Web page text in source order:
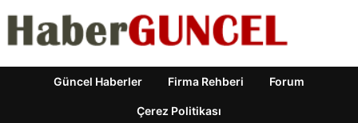
Güncel Haberler Firma Rehberi Forum
Çerez Politikası